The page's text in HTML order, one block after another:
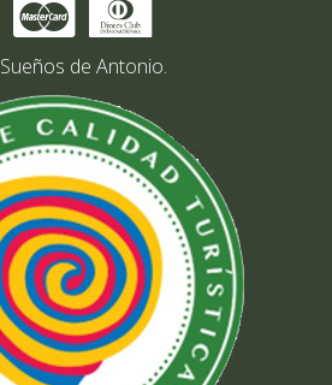
de Antonio.